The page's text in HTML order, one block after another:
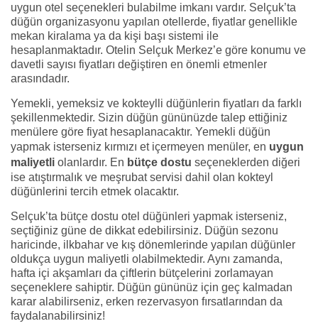
uygun otel seçenekleri bulabilme imkanı vardır. Selçuk’ta
düğün organizasyonu yapılan otellerde, fiyatlar genellikle
mekan kiralama ya da kişi başı sistemi ile
hesaplanmaktadır. Otelin Selçuk Merkez’e göre konumu ve
davetli sayısı fiyatları değiştiren en önemli etmenler
arasındadır.
Yemekli, yemeksiz ve kokteylli düğünlerin fiyatları da farklı
şekillenmektedir. Sizin düğün gününüzde talep ettiğiniz
menülere göre fiyat hesaplanacaktır. Yemekli düğün
yapmak isterseniz kırmızı et içermeyen menüler, en uygun
maliyetli olanlardır. En bütçe dostu seçeneklerden diğeri
ise atıştırmalık ve meşrubat servisi dahil olan kokteyl
düğünlerini tercih etmek olacaktır.
Selçuk’ta bütçe dostu otel düğünleri yapmak isterseniz,
seçtiğiniz güne de dikkat edebilirsiniz. Düğün sezonu
haricinde, ilkbahar ve kış dönemlerinde yapılan düğünler
oldukça uygun maliyetli olabilmektedir. Aynı zamanda,
hafta içi akşamları da çiftlerin bütçelerini zorlamayan
seçeneklere sahiptir. Düğün gününüz için geç kalmadan
karar alabilirseniz, erken rezervasyon fırsatlarından da
faydalanabilirsiniz!